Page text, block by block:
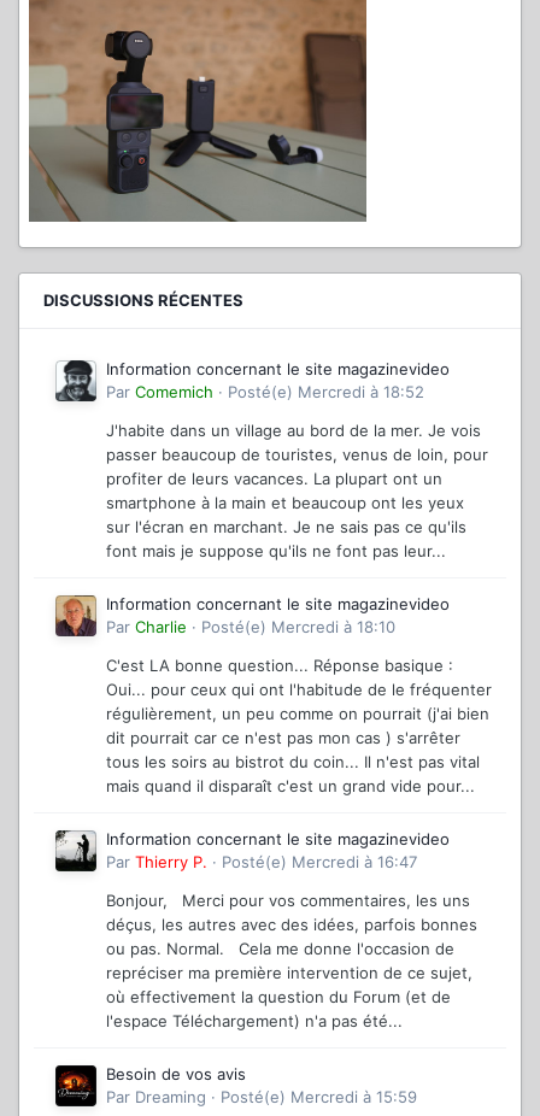
DISCUSSIONS RÉCENTES
Information concernant le site magazinevideo
Par Comemich · Posté(e) Mercredi à 18:52
J'habite dans un village au bord de la mer. Je vois
passer beaucoup de touristes, venus de loin, pour
profiter de leurs vacances. La plupart ont un
smartphone à la main et beaucoup ont les yeux
sur l'écran en marchant. Je ne sais pas ce qu'ils
font mais je suppose qu'ils ne font pas leur...
Information concernant le site magazinevideo
Par Charlie · Posté(e) Mercredi à 18:10
C'est LA bonne question... Réponse basique :
Oui... pour ceux qui ont l'habitude de le fréquenter
régulièrement, un peu comme on pourrait (j'ai bien
dit pourrait car ce n'est pas mon cas ) s'arrêter
tous les soirs au bistrot du coin... Il n'est pas vital
mais quand il disparaît c'est un grand vide pour...
Information concernant le site magazinevideo
Par Thierry P. · Posté(e) Mercredi à 16:47
Bonjour, Merci pour vos commentaires, les uns
déçus, les autres avec des idées, parfois bonnes
ou pas. Normal. Cela me donne l'occasion de
repréciser ma première intervention de ce sujet,
où effectivement la question du Forum (et de
l'espace Téléchargement) n'a pas été...
Besoin de vos avis
Par Dreaming · Posté(e) Mercredi à 15:59